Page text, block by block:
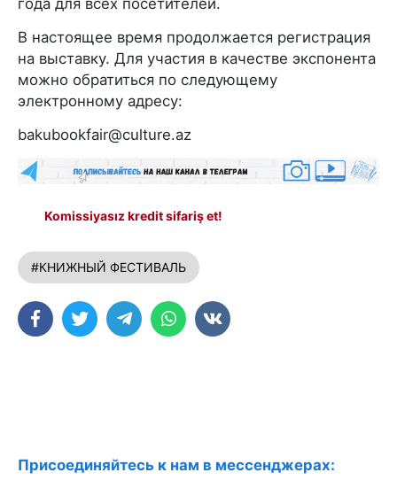
года для всех посетителей.
В настоящее время продолжается регистрация
на выставку. Для участия в качестве экспонента
можно обратиться по следующему
электронному адресу:
bakubookfair@culture.az
Komissiyasız kredit sifariş et!
#КНИЖНЫЙ ФЕСТИВАЛЬ
Присоединяйтесь к нам в мессенджерах: